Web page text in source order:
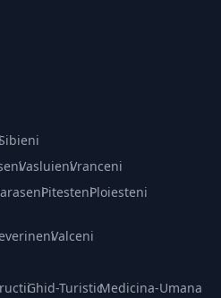
·Sibieni
·Vasluieni·Vranceni
·Pitesteni·Ploiesteni·
·Valceni
·Ghid-Turistic·Medicina-Umana